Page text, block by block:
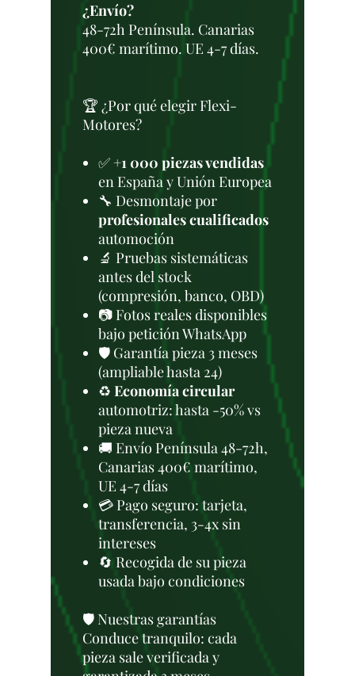
¿Envío?
48-72h Península. Canarias
400€ marítimo. UE 4-7 días.
🏆 ¿Por qué elegir Flexi-
Motores?
✅+1 000 piezas vendidas
en España y Unión Europea
🔧 Desmontaje por
profesionales cualificados
automoción
🔬 Pruebas sistemáticas
antes del stock
(compresión, banco, OBD)
📷 Fotos reales disponibles
bajo petición WhatsApp
🛡️ Garantía pieza 3 meses
(ampliable hasta 24)
♻️ Economía circular
automotriz: hasta -50% vs
pieza nueva
🚚 Envío Península 48-72h,
Canarias 400€ marítimo,
UE 4-7 días
💳 Pago seguro: tarjeta,
transferencia, 3-4x sin
intereses
🔄 Recogida de su pieza
usada bajo condiciones
🛡️ Nuestras garantías
Conduce tranquilo: cada
pieza sale verificada y